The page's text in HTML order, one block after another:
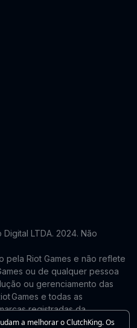
a melhorar o ClutchKing. Os
LTDA. 2024. Não
pela Riot Games e não reflete
ou de qualquer pessoa
ou gerenciamento das
Games e todas as
registradas da
e não é endossado